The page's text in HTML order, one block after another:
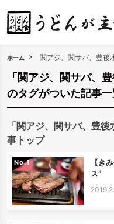
ホーム 関アジ、関サバ、豊後
「関アジ、関サバ、
のタグがついた記事
「関アジ、関サバ、豊
事トップ
No.
【き
ス”